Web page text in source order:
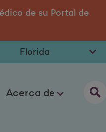
de su Portal de
Acerca de